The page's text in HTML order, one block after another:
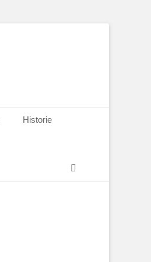
Historie